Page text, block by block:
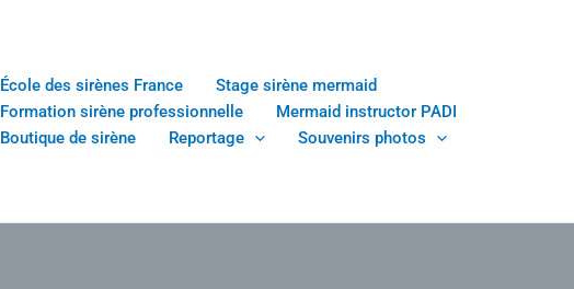
École des sirènes France
Stage sirène mermaid
Formation sirène professionnelle
Mermaid instructor PADI
Boutique de sirène
Reportage Souvenirs photos